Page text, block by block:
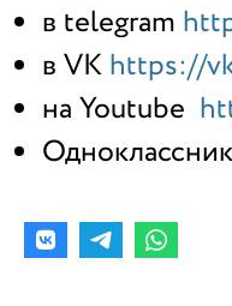
в telegram
в VKhttps://
на Youtube